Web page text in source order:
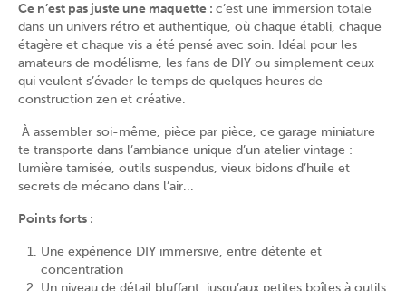
Ce n’est pas juste une maquette : c’est une immersion totale
dans un univers rétro et authentique, où chaque établi, chaque
étagère et chaque vis a été pensé avec soin. Idéal pour les
amateurs de modélisme, les fans de DIY ou simplement ceux
qui veulent s’évader le temps de quelques heures de
construction zen et créative.
À assembler soi-même, pièce par pièce, ce garage miniature
te transporte dans l’ambiance unique d’un atelier vintage :
lumière tamisée, outils suspendus, vieux bidons d’huile et
secrets de mécano dans l’air...
Points forts :
Une expérience DIY immersive, entre détente et
concentration
Un niveau de détail bluffant, jusqu’aux petites boîtes à outils